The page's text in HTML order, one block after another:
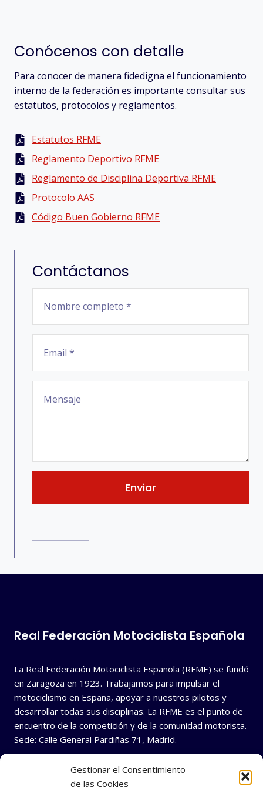
Gestionar el Consentimiento
de las Cookies
Conócenos con detalle
Para conocer de manera fidedigna el funcionamiento
interno de la federación es importante consultar sus
estatutos, protocolos y reglamentos.
Estatutos RFME
Reglamento Deportivo RFME
Reglamento de Disciplina Deportiva RFME
Protocolo AAS
Código Buen Gobierno RFME
Contáctanos
Enviar
Real Federación Motociclista Española
La Real Federación Motociclista Española (RFME) se fundó
en Zaragoza en 1923. Trabajamos para impulsar el
motociclismo en España, apoyar a nuestros pilotos y
desarrollar todas sus disciplinas. La RFME es el punto de
encuentro de la competición y de la comunidad motorista.
Sede: Calle General Pardiñas 71, Madrid.